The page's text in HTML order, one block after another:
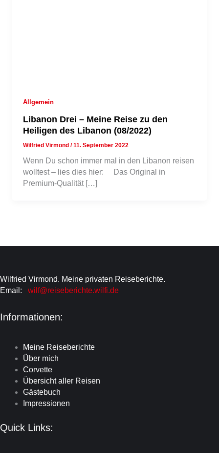
Allgemein
Libanon Drei – Meine Reise zu den
Heiligen des Libanon (08/2022)
Wilfried Virmond/11. September 2022
Wenn Du schon immer mal in den Libanon reisen
wolltest – lies dies hier: Das Original in
Premium-Qualität […]
Wilfried Virmond. Meine privaten Reiseberichte.
Email:
wilf@reiseberichte.wilfi.de
Informationen:
Meine Reiseberichte
Über mich
Corvette
Übersicht aller Reisen
Gästebuch
Impressionen
Quick Links: